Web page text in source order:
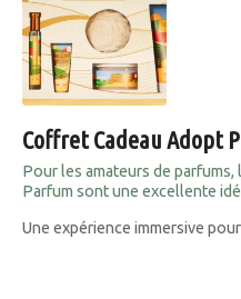
Coffret Cadeau Adopt
Pour les amateurs de
Parfum sont une excellente
Une expérience immersive